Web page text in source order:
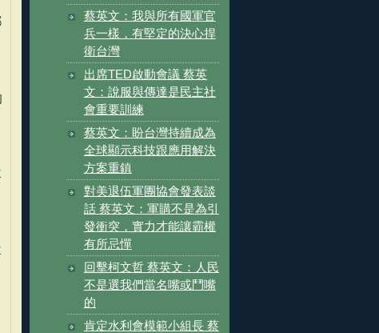
蔡英文：我與所有國軍官
兵一樣，有堅定的決心捍
衛台灣
出席TED啟動會議 蔡英
文：說服與傳達是民主社
會重要訓練
蔡英文：盼台灣持續成為
全球顯示科技跟應用解決
方案重鎮
對美退伍軍團協會發表談
話 蔡英文：軍購不是為引
發衝突，實力才能讓霸權
有所忌憚
回擊柯文哲 蔡英文：人民
不是選我們當名嘴或鬥嘴
的
肯定水利會模範小組長 蔡